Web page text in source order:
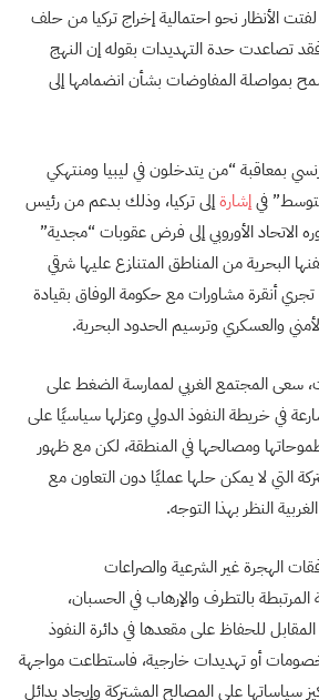
الأنظار نحو احتمالية إخراج تركيا من حلف
تصاعدت حدة التهديدات بقوله إن النهج
بمواصلة المفاوضات بشأن انضمامها إلى
بمعاقبة “من يتدخلون في ليبيا ومنتهكي
فيإشارةإلى تركيا، وذلك بدعم من رئيس
الاتحاد الأوروبي إلى فرض عقوبات “مجدية”
البحرية من المناطق المتنازع عليها شرقي
تجري أنقرة مشاورات مع حكومة الوفاق بقيادة
والعسكري وترسيم الحدود البحرية.
سعى المجتمع الغربي لممارسة الضغط على
في خريطة النفوذ الدولي وعزلها سياسيًا على
ومصالحها في المنطقة، لكن مع ظهور
التي لا يمكن حلها عمليًا دون التعاون مع
النظر بهذا التوجه.
الهجرة غير الشرعية والصراعات
المرتبطة بالتطرف والإرهاب في الحسبان،
للحفاظ على مقعدها في دائرة النفوذ
أو تهديدات خارجية، فاستطاعت مواجهة
سياساتها على المصالح المشتركة وإيجاد بدائل